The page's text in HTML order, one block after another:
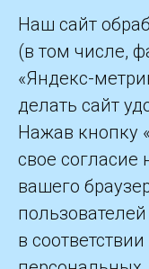
©2026 ПАО «Газпром»
Контакты
Наш сайт
(в том числе,
«Яндекс-
делать сайт
Нажав кнопку
свое согласие
вашего
в соответствии